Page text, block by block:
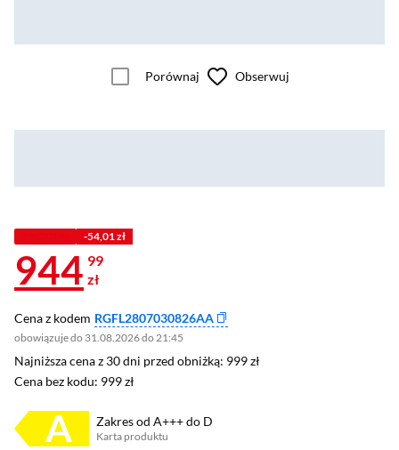
Porównaj Obserwuj
-54,01 zł
944 99
zł
Cena z kodem RGFL2807030826AA
obowiązuje do 31.08.2026 do 21:45
Najniższa cena z 30 dni przed obniżką: 999 zł
Najniższa cena z 30 dni przed obniżką: 999 zł
Cena bez kodu: 999 zł
Cena bez kodu: 999 zł
Zakres od A+++ do D
Karta produktu
Plik w formacie pdf
(otworzy się w nowym oknie)